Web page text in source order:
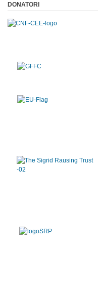
DONATORI